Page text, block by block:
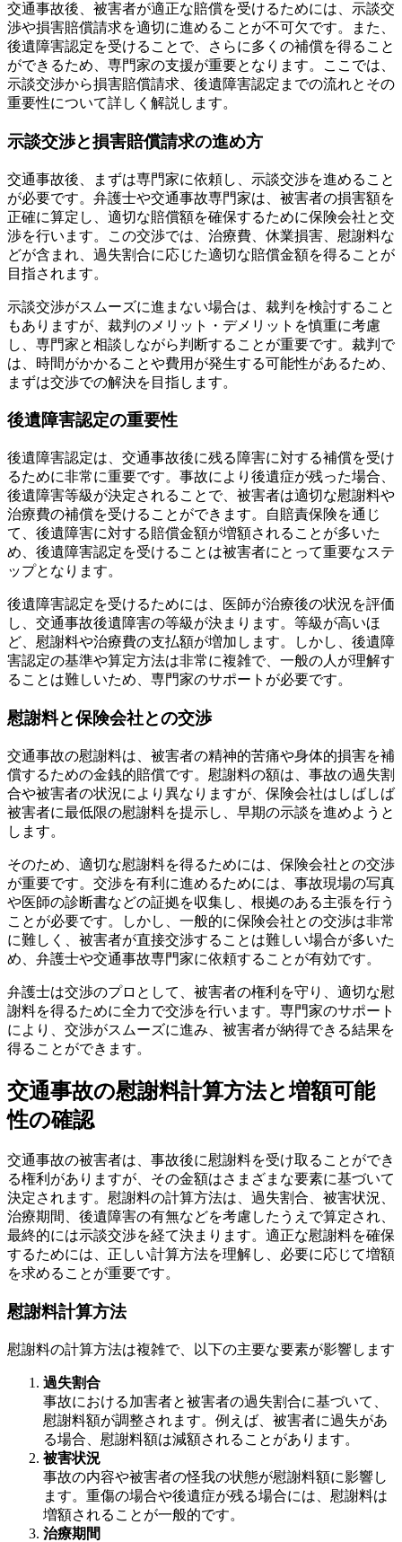
交通事故後、被害者が適正な賠償を受けるためには、示談交
渉や損害賠償請求を適切に進めることが不可欠です。また、
後遺障害認定を受けることで、さらに多くの補償を得ること
ができるため、専門家の支援が重要となります。ここでは、
示談交渉から損害賠償請求、後遺障害認定までの流れとその
重要性について詳しく解説します。
示談交渉と損害賠償請求の進め方
交通事故後、まずは専門家に依頼し、示談交渉を進めること
が必要です。弁護士や交通事故専門家は、被害者の損害額を
正確に算定し、適切な賠償額を確保するために保険会社と交
渉を行います。この交渉では、治療費、休業損害、慰謝料な
どが含まれ、過失割合に応じた適切な賠償金額を得ることが
目指されます。
示談交渉がスムーズに進まない場合は、裁判を検討すること
もありますが、裁判のメリット・デメリットを慎重に考慮
し、専門家と相談しながら判断することが重要です。裁判で
は、時間がかかることや費用が発生する可能性があるため、
まずは交渉での解決を目指します。
後遺障害認定の重要性
後遺障害認定は、交通事故後に残る障害に対する補償を受け
るために非常に重要です。事故により後遺症が残った場合、
後遺障害等級が決定されることで、被害者は適切な慰謝料や
治療費の補償を受けることができます。自賠責保険を通じ
て、後遺障害に対する賠償金額が増額されることが多いた
め、後遺障害認定を受けることは被害者にとって重要なステ
ップとなります。
後遺障害認定を受けるためには、医師が治療後の状況を評価
し、交通事故後遺障害の等級が決まります。等級が高いほ
ど、慰謝料や治療費の支払額が増加します。しかし、後遺障
害認定の基準や算定方法は非常に複雑で、一般の人が理解す
ることは難しいため、専門家のサポートが必要です。
慰謝料と保険会社との交渉
交通事故の慰謝料は、被害者の精神的苦痛や身体的損害を補
償するための金銭的賠償です。慰謝料の額は、事故の過失割
合や被害者の状況により異なりますが、保険会社はしばしば
被害者に最低限の慰謝料を提示し、早期の示談を進めようと
します。
そのため、適切な慰謝料を得るためには、保険会社との交渉
が重要です。交渉を有利に進めるためには、事故現場の写真
や医師の診断書などの証拠を収集し、根拠のある主張を行う
ことが必要です。しかし、一般的に保険会社との交渉は非常
に難しく、被害者が直接交渉することは難しい場合が多いた
め、弁護士や交通事故専門家に依頼することが有効です。
弁護士は交渉のプロとして、被害者の権利を守り、適切な慰
謝料を得るために全力で交渉を行います。専門家のサポート
により、交渉がスムーズに進み、被害者が納得できる結果を
得ることができます。
交通事故の慰謝料計算方法と増額可能
性の確認
交通事故の被害者は、事故後に慰謝料を受け取ることができ
る権利がありますが、その金額はさまざまな要素に基づいて
決定されます。慰謝料の計算方法は、過失割合、被害状況、
治療期間、後遺障害の有無などを考慮したうえで算定され、
最終的には示談交渉を経て決まります。適正な慰謝料を確保
するためには、正しい計算方法を理解し、必要に応じて増額
を求めることが重要です。
慰謝料計算方法
慰謝料の計算方法は複雑で、以下の主要な要素が影響します
過失割合
事故における加害者と被害者の過失割合に基づいて、
慰謝料額が調整されます。例えば、被害者に過失があ
る場合、慰謝料額は減額されることがあります。
被害状況
事故の内容や被害者の怪我の状態が慰謝料額に影響し
ます。重傷の場合や後遺症が残る場合には、慰謝料は
増額されることが一般的です。
治療期間